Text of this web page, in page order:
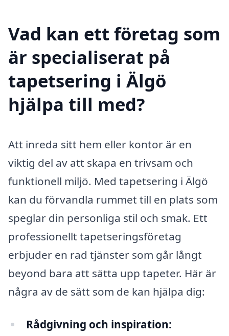
Vad kan ett företag som
är specialiserat på
tapetsering i Älgö
hjälpa till med?
Att inreda sitt hem eller kontor är en
viktig del av att skapa en trivsam och
funktionell miljö. Med tapetsering i Älgö
kan du förvandla rummet till en plats som
speglar din personliga stil och smak. Ett
professionellt tapetseringsföretag
erbjuder en rad tjänster som går långt
beyond bara att sätta upp tapeter. Här är
några av de sätt som de kan hjälpa dig:
Rådgivning och inspiration: